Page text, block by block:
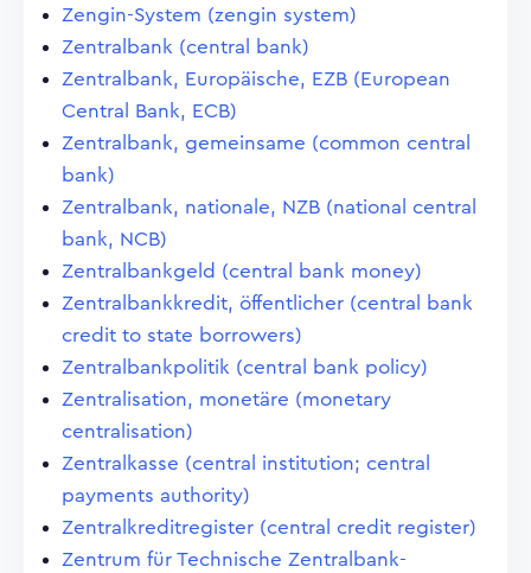
Zengin-System (zengin system)
Zentralbank (central bank)
Zentralbank, Europäische, EZB (European
Central Bank, ECB)
Zentralbank, gemeinsame (common central
bank)
Zentralbank, nationale, NZB (national central
bank, NCB)
Zentralbankgeld (central bank money)
Zentralbankkredit, öffentlicher (central bank
credit to state borrowers)
Zentralbankpolitik (central bank policy)
Zentralisation, monetäre (monetary
centralisation)
Zentralkasse (central institution; central
payments authority)
Zentralkreditregister (central credit register)
Zentrum für Technische Zentralbank-